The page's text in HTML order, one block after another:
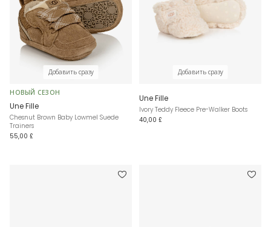
Добавить сразу
НОВЫЙ СЕЗОН
Une Fille
Chesnut Brown Baby Lowmel Suede
Trainers
55,00 £
Добавить сразу
Une Fille
Ivory Teddy Fleece Pre-Walker Boots
40,00 £